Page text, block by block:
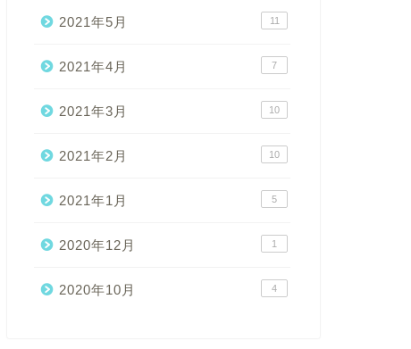
2021年5月 11
2021年4月 7
2021年3月 10
2021年2月 10
2021年1月 5
2020年12月 1
2020年10月 4